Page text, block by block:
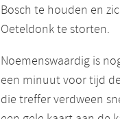
Bosch te houden en
Oeteldonk te storten.
Noemenswaardig is
een minuut voor tijd
die treffer verdween